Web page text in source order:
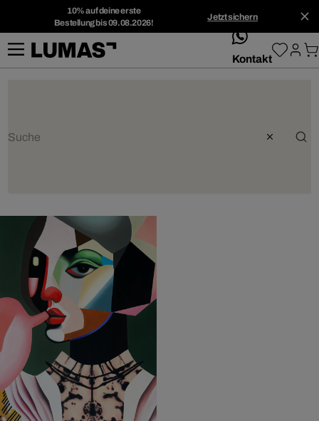
10% auf deine erste
Bestellung bis 09.08.2026!
Jetzt sichern
whatsApp
Kontakt